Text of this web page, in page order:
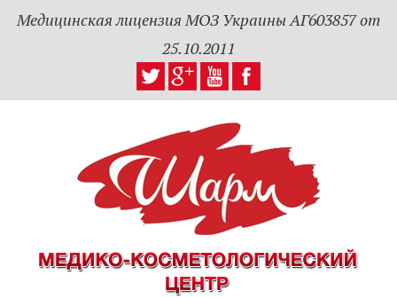
Медицинская лицензия МОЗ Украины АГ603857 от
25.10.2011